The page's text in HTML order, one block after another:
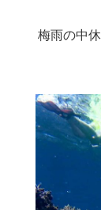
梅雨の中